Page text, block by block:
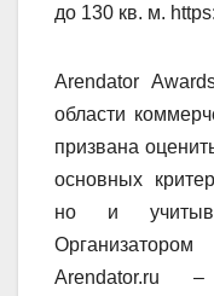
до 130 кв. м.
Arendator
области
призвана
основных
но и
Arendator.ru